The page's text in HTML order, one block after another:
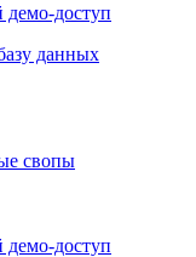
демо-доступ
данных
свопы
демо-доступ